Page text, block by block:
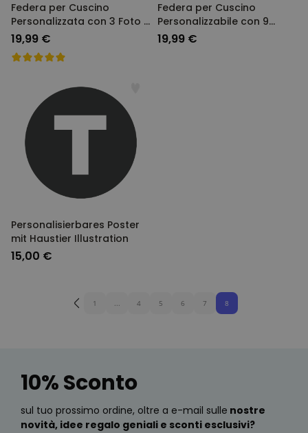
Federa per Cuscino
Personalizzata con 3 Foto e
Testo
19,99 €
Federa per Cuscino
Personalizzabile con 9
Immagini
19,99 €
Personalisierbares Poster
mit Haustier Illustration
15,00 €
1 ... 4 5 6 7 8
10% Sconto
sul tuo prossimo ordine, oltre a e-mail sulle nostre
novità, idee regalo geniali e sconti esclusivi?